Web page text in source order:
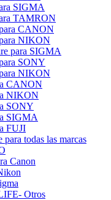
SIGMA
TAMRON
CANON
NIKON
para SIGMA
SONY
NIKON
CANON
NIKON
SONY
SIGMA
FUJI
todas las marcas
Canon
Otros